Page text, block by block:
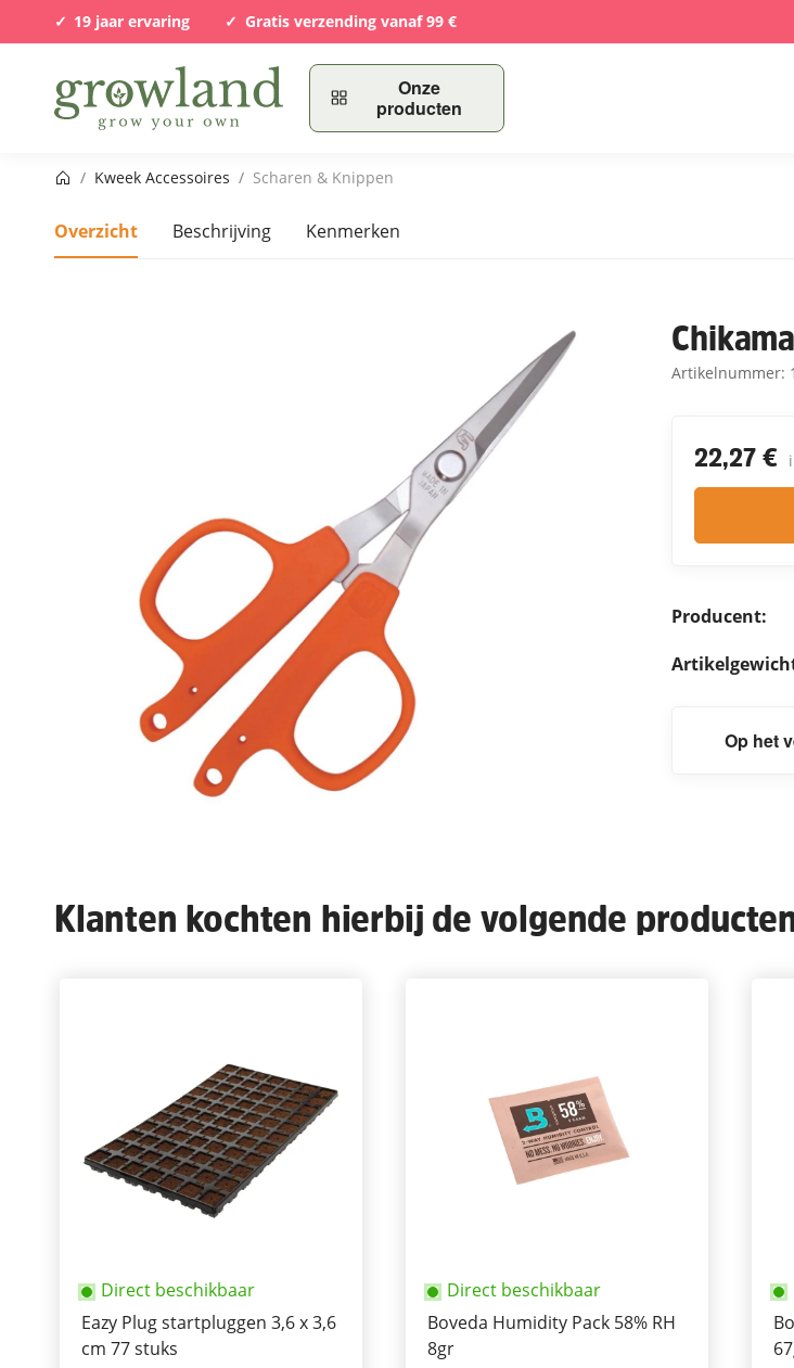
19 jaar ervaring Gratis verzending vanaf 99 €
Onze
producten
Startpagina
/ Kweek Accessoires / Scharen & Knippen
Overzicht Beschrijving Kenmerken
Artikelnummer:
22,27 €
Producent:
Op het
Klanten kochten hierbij de volgende
Direct beschikbaar
Eazy Plug startpluggen 3,6 x 3,6
cm 77 stuks
Direct beschikbaar
Boveda Humidity Pack 58% RH
8gr